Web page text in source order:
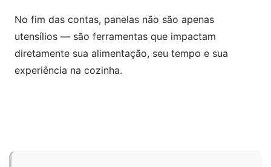
No fim das contas, panelas não são apenas
utensílios — são ferramentas que impactam
diretamente sua alimentação, seu tempo e sua
experiência na cozinha.